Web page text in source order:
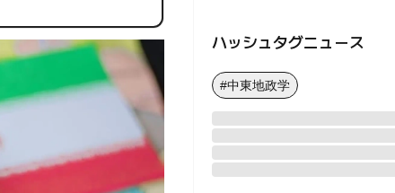
ハッシュタグニュース
#中東地政学